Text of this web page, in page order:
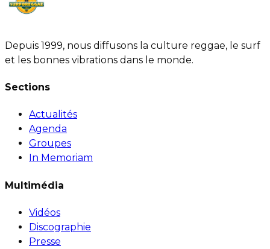
Depuis 1999, nous diffusons la culture reggae, le surf
et les bonnes vibrations dans le monde.
Sections
Actualités
Agenda
Groupes
In Memoriam
Multimédia
Vidéos
Discographie
Presse